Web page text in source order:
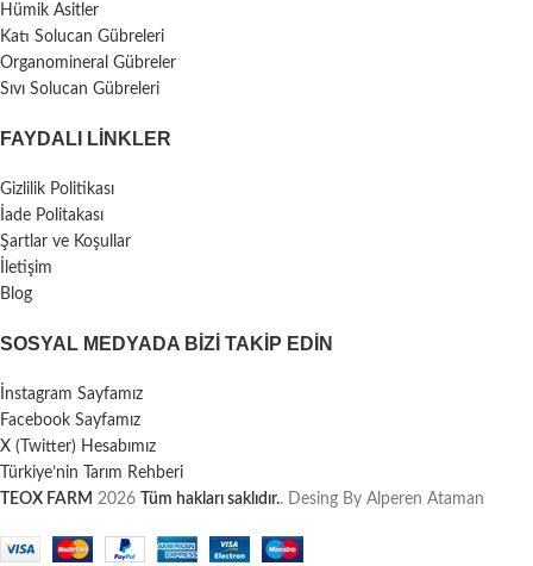
Hümik Asitler
Katı Solucan Gübreleri
Organomineral Gübreler
Sıvı Solucan Gübreleri
FAYDALI LİNKLER
Gizlilik Politikası
İade Politakası
Şartlar ve Koşullar
İletişim
Blog
SOSYAL MEDYADA BIZI TAKIP EDIN
İnstagram Sayfamız
Facebook Sayfamız
X (Twitter) Hesabımız
Türkiye’nin Tarım Rehberi
TEOX FARM 2026 Tüm hakları saklıdır.. Desing By Alperen Ataman